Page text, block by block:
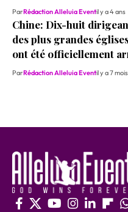
ParRédaction Alleluia Eventil y a 4 ans
Chine: Dix-huit
des plus grandes
ont été officiellement
ParRédaction Alleluia Eventil y a 7 mois